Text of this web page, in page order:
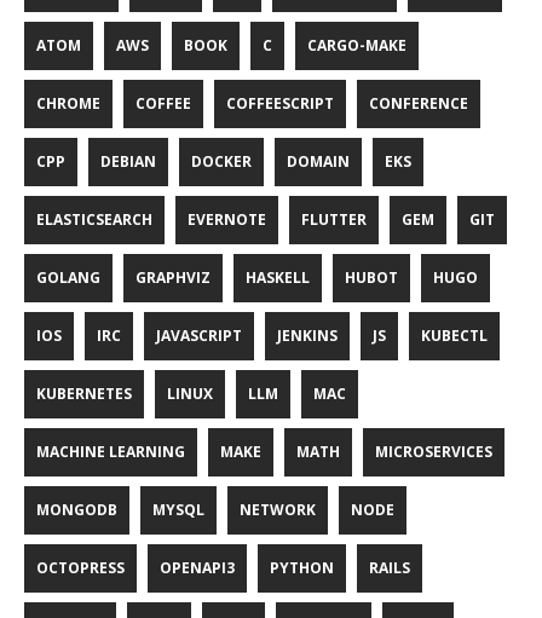
ATOM AWS BOOK C CARGO-MAKE
CHROME COFFEE COFFEESCRIPT CONFERENCE
CPP DEBIAN DOCKER DOMAIN EKS
ELASTICSEARCH EVERNOTE FLUTTER GEM GIT
GOLANG GRAPHVIZ HASKELL HUBOT HUGO
IOS IRC JAVASCRIPT JENKINS JS KUBECTL
KUBERNETES LINUX LLM MAC
MACHINE LEARNING MAKE MATH MICROSERVICES
MONGODB MYSQL NETWORK NODE
OCTOPRESS OPENAPI3 PYTHON RAILS